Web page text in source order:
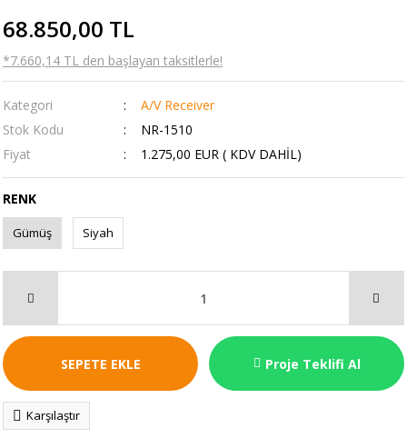
68.850,00 TL
*7.660,14 TL den başlayan taksitlerle!
Kategori
A/V Receiver
Stok Kodu
NR-1510
Fiyat
1.275,00 EUR ( KDV DAHİL)
RENK
Gümüş Siyah
SEPETE EKLE Proje Teklifi Al
Karşılaştır